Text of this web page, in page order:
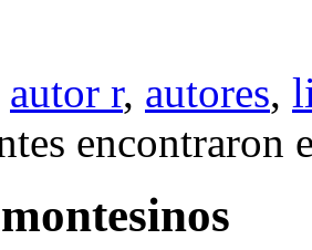
autor r, autores,
encontraron